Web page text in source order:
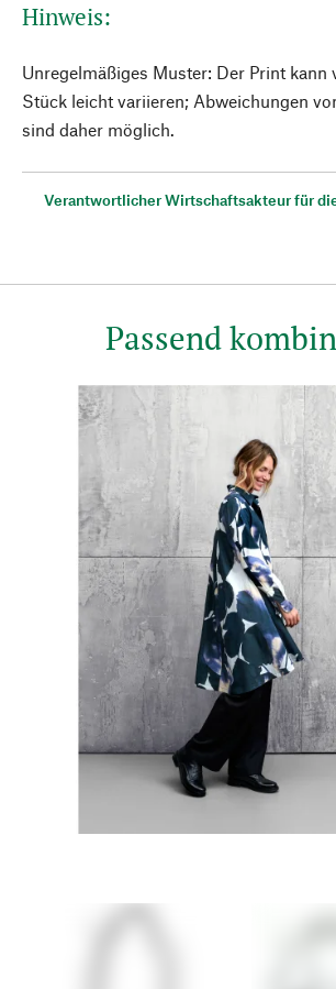
Hinweis:
Unregelmäßiges Muster: Der Print kann
Stück leicht variieren; Abweichungen
sind daher möglich.
Verantwortlicher Wirtschaftsakteur für
Passend